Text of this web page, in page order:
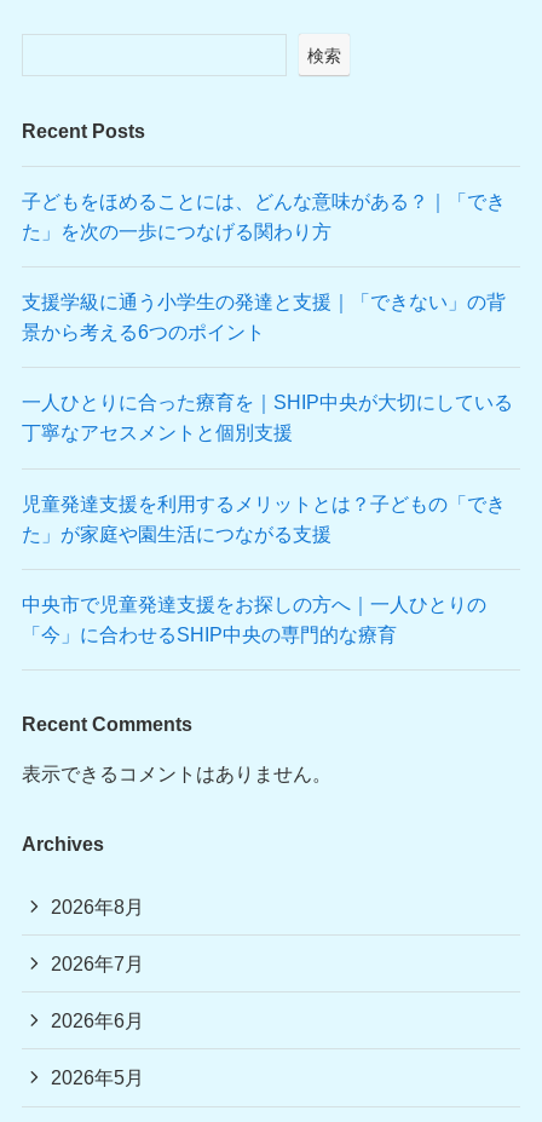
検索
Recent Posts
子どもをほめることには、どんな意味がある？｜「でき
た」を次の一歩につなげる関わり方
支援学級に通う小学生の発達と支援｜「できない」の背
景から考える6つのポイント
一人ひとりに合った療育を｜SHIP中央が大切にしている
丁寧なアセスメントと個別支援
児童発達支援を利用するメリットとは？子どもの「でき
た」が家庭や園生活につながる支援
中央市で児童発達支援をお探しの方へ｜一人ひとりの
「今」に合わせるSHIP中央の専門的な療育
Recent Comments
表示できるコメントはありません。
Archives
2026年8月
2026年7月
2026年6月
2026年5月